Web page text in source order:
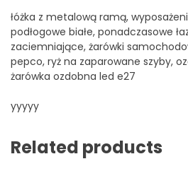
łóżka z metalową ramą,
podłogowe białe, ponadczasowe
zaciemniające, żarówki
pepco, ryż na zaparowane szyby,
żarówka ozdobna led e27
yyyyy
Related products